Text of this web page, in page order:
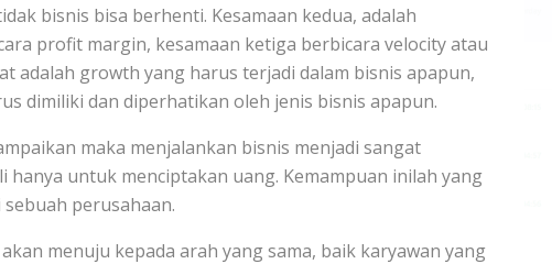
bisnis bisa berhenti. Kesamaan kedua, adalah
profit margin, kesamaan ketiga berbicara velocity atau
adalah growth yang harus terjadi dalam bisnis apapun,
dimiliki dan diperhatikan oleh jenis bisnis apapun.
maka menjalankan bisnis menjadi sangat
hanya untuk menciptakan uang. Kemampuan inilah yang
perusahaan.
menuju kepada arah yang sama, baik karyawan yang